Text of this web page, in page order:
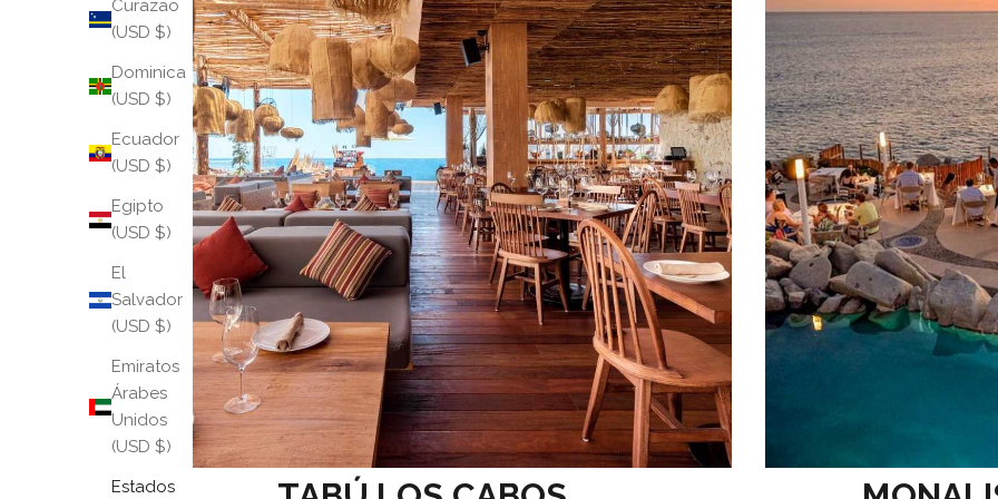
Curazao
(USD $)
Dominica
(USD $)
Ecuador
(USD $)
Egipto
(USD $)
El
Salvador
(USD $)
Emiratos
Árabes
Unidos
(USD $)
Estados